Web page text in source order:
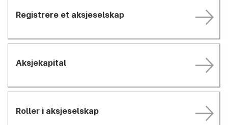
Registrere et aksjeselskap
Aksjekapital
Roller i aksjeselskap